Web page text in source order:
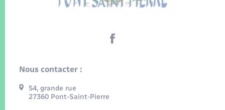
Nous contacter :
54, grande rue
27360 Pont-Saint-Pierre